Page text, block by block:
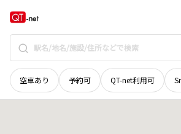
空車あり 予約可 QT-net利用可
岩手県